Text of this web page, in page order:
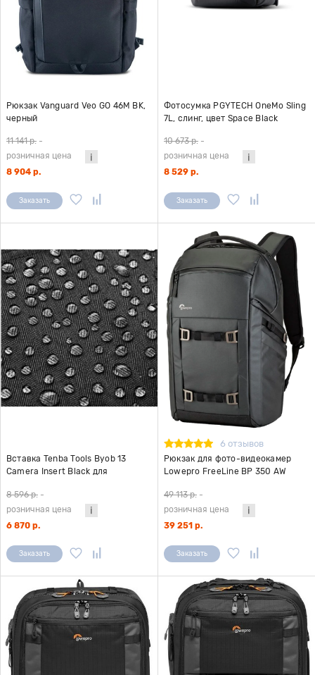
Рюкзак Vanguard Veo GO 46M BK,
черный
11 141 р. -
розничная цена
8 904 р.
Заказать
Фотосумка PGYTECH OneMo Sling
7L, слинг, цвет Space Black
10 673 р. -
розничная цена
8 529 р.
Заказать
Вставка Tenba Tools Byob 13
Camera Insert Black для
8 596 р. -
розничная цена
6 870 р.
Заказать
6 отзывов
Рюкзак для фото-видеокамер
Lowepro FreeLine BP 350 AW
49 113 р. -
розничная цена
39 251 р.
Заказать